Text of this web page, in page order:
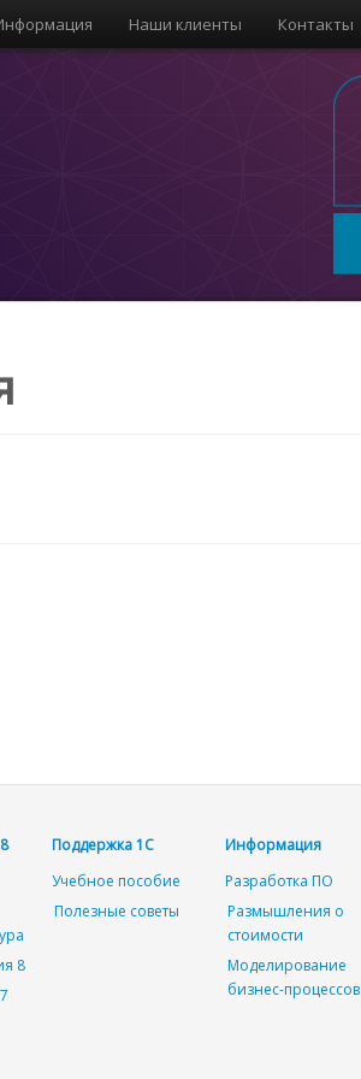
Наши клиенты Контакты
8
Поддержка 1С
Учебное пособие
Полезные советы
Информация
Разработка ПО
Размышления о
стоимости
Моделирование
бизнес-процессов